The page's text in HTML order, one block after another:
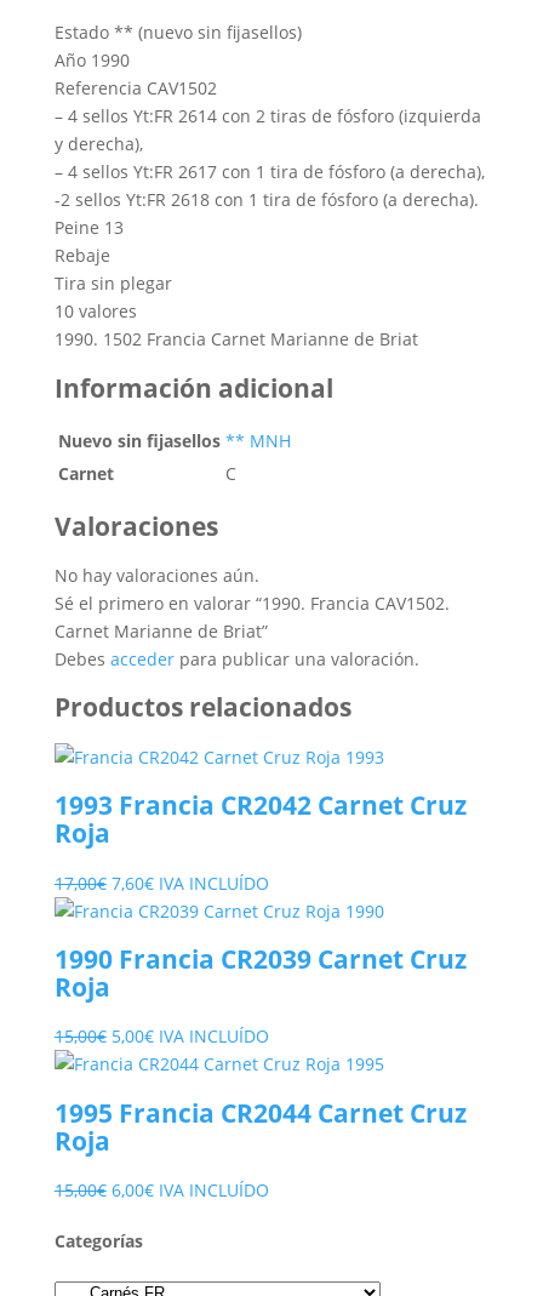
Estado ** (nuevo sin fijasellos)
Año 1990
Referencia CAV1502
– 4 sellos Yt:FR 2614 con 2 tiras de fósforo (izquierda
y derecha),
– 4 sellos Yt:FR 2617 con 1 tira de fósforo (a derecha),
-2 sellos Yt:FR 2618 con 1 tira de fósforo (a derecha).
Peine 13
Rebaje
Tira sin plegar
10 valores
1990. 1502 Francia Carnet Marianne de Briat
Información adicional
Nuevo sin fijasellos ** MNH
Carnet
C
Valoraciones
No hay valoraciones aún.
Sé el primero en valorar “1990. Francia CAV1502.
Carnet Marianne de Briat”
Debes accederpara publicar una valoración.
Productos relacionados
1993 Francia CR2042 Carnet Cruz
Roja
17,00€ El
precio
era:
7,60€El
precio
es:
IVA INCLUÍDO
1990 Francia CR2039 Carnet Cruz
Roja
15,00€ El
precio
era:
5,00€El
precio
es:
IVA INCLUÍDO
1995 Francia CR2044 Carnet Cruz
Roja
15,00€ El
original
6,00€ElIVA INCLUÍDO
Categorías